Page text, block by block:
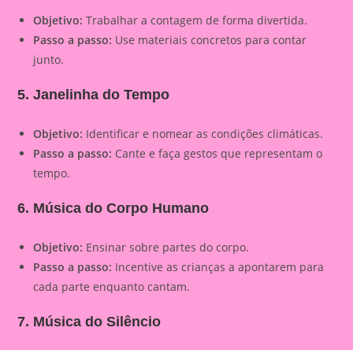
Objetivo: Trabalhar a contagem de forma divertida.
Passo a passo: Use materiais concretos para contar
junto.
5. Janelinha do Tempo
Objetivo: Identificar e nomear as condições climáticas.
Passo a passo: Cante e faça gestos que representam o
tempo.
6. Música do Corpo Humano
Objetivo: Ensinar sobre partes do corpo.
Passo a passo: Incentive as crianças a apontarem para
cada parte enquanto cantam.
7. Música do Silêncio